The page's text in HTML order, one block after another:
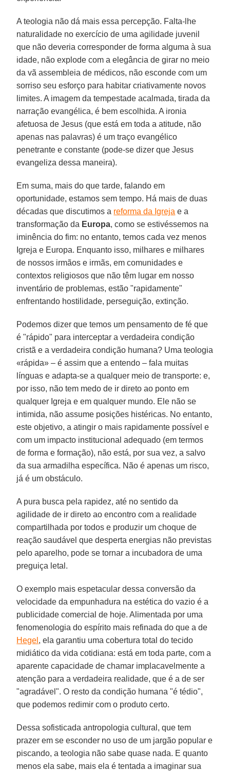
A teologia não dá mais essa percepção. Falta-lhe
naturalidade no exercício de uma agilidade juvenil
que não deveria corresponder de forma alguma à sua
idade, não explode com a elegância de girar no meio
da vã assembleia de médicos, não esconde com um
sorriso seu esforço para habitar criativamente novos
limites. A imagem da tempestade acalmada, tirada da
narração evangélica, é bem escolhida. A ironia
afetuosa de Jesus (que está em toda a atitude, não
apenas nas palavras) é um traço evangélico
penetrante e constante (pode-se dizer que Jesus
evangeliza dessa maneira).
Em suma, mais do que tarde, falando em
oportunidade, estamos sem tempo. Há mais de duas
décadas que discutimos a reforma da Igreja e a
transformação da Europa, como se estivéssemos na
iminência do fim: no entanto, temos cada vez menos
Igreja e Europa. Enquanto isso, milhares e milhares
de nossos irmãos e irmãs, em comunidades e
contextos religiosos que não têm lugar em nosso
inventário de problemas, estão "rapidamente"
enfrentando hostilidade, perseguição, extinção.
Podemos dizer que temos um pensamento de fé que
é "rápido" para interceptar a verdadeira condição
cristã e a verdadeira condição humana? Uma teologia
«rápida» – é assim que a entendo – fala muitas
línguas e adapta-se a qualquer meio de transporte: e,
por isso, não tem medo de ir direto ao ponto em
qualquer Igreja e em qualquer mundo. Ele não se
intimida, não assume posições histéricas. No entanto,
este objetivo, a atingir o mais rapidamente possível e
com um impacto institucional adequado (em termos
de forma e formação), não está, por sua vez, a salvo
da sua armadilha específica. Não é apenas um risco,
já é um obstáculo.
A pura busca pela rapidez, até no sentido da
agilidade de ir direto ao encontro com a realidade
compartilhada por todos e produzir um choque de
reação saudável que desperta energias não previstas
pelo aparelho, pode se tornar a incubadora de uma
preguiça letal.
O exemplo mais espetacular dessa conversão da
velocidade da empunhadura na estética do vazio é a
publicidade comercial de hoje. Alimentada por uma
fenomenologia do espírito mais refinada do que a de
Hegel , ela garantiu uma cobertura total do tecido
midiático da vida cotidiana: está em toda parte, com a
aparente capacidade de chamar implacavelmente a
atenção para a verdadeira realidade, que é a de ser
"agradável". O resto da condição humana "é tédio",
que podemos redimir com o produto certo.
Dessa sofisticada antropologia cultural, que tem
prazer em se esconder no uso de um jargão popular e
piscando, a teologia não sabe quase nada. E quanto
menos ela sabe, mais ela é tentada a imaginar sua